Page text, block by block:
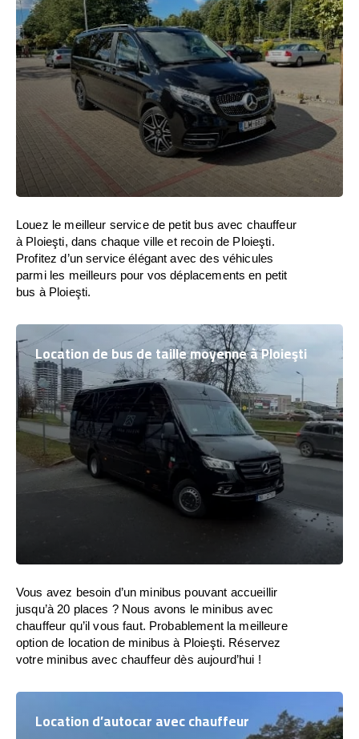
Louez le meilleur service de petit bus avec chauffeur
à Ploieşti, dans chaque ville et recoin de Ploieşti.
Profitez d’un service élégant avec des véhicules
parmi les meilleurs pour vos déplacements en petit
bus à Ploieşti.
Location de bus de taille moyenne à Ploieşti
Vous avez besoin d’un minibus pouvant accueillir
jusqu’à 20 places ? Nous avons le minibus avec
chauffeur qu’il vous faut. Probablement la meilleure
option de location de minibus à Ploieşti. Réservez
votre minibus avec chauffeur dès aujourd’hui !
Location d’autocar avec chauffeur